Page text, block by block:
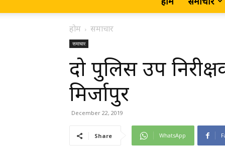
होम समाचार
समाचार
दो पुलिस उप
मिर्जापुर
December 22, 2019
Share WhatsApp